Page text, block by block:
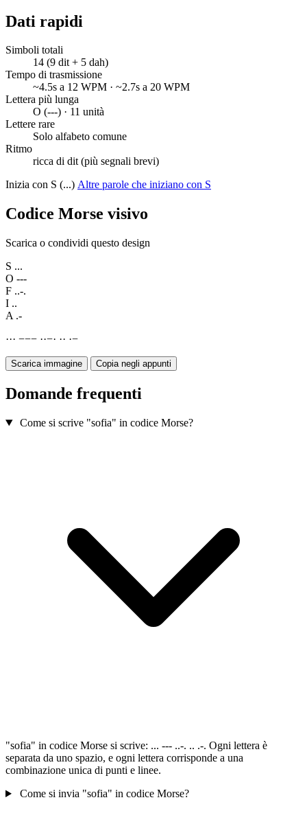
Dati rapidi
Simboli totali
14 (9 dit + 5 dah)
Tempo di trasmissione
~4.5s a 12 WPM · ~2.7s a 20 WPM
Lettera più lunga
O (---) · 11 unità
Lettere rare
Solo alfabeto comune
Ritmo
ricca di dit (più segnali brevi)
Inizia con S (...) Altre parole che iniziano con S
Codice Morse visivo
Scarica o condividi questo design
S ...
O ---
F ..-.
I ..
A .-
··· −−− ··−· ·· ·−
Scarica immagine Copia negli appunti
Domande frequenti
Come si scrive "sofia" in codice Morse?
"sofia" in codice Morse si scrive: ... --- ..-. .. .-. Ogni lettera è
separata da uno spazio, e ogni lettera corrisponde a una
combinazione unica di punti e linee.
Come si invia "sofia" in codice Morse?